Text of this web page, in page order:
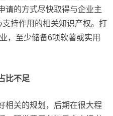
请的方式尽快取得与企业主
持作用的相关知识产权。打
，至少储备6项软著或实用
比不足
相关的规划，后期在很大程